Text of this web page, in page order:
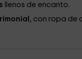
llenos de encanto.
, con ropa de